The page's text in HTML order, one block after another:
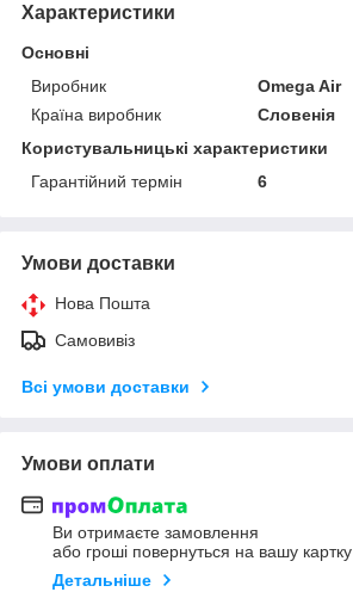
Характеристики
Основні
Виробник
Omega Air
Країна виробник
Словенія
Користувальницькі характеристики
Гарантійний термін
6
Умови доставки
Нова Пошта
Самовивіз
Всі умови доставки
Умови оплати
Ви отримаєте замовлення
або гроші повернуться на вашу картку
Детальніше